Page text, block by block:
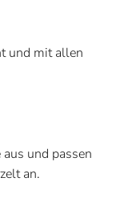
und mit allen
und passen
an.